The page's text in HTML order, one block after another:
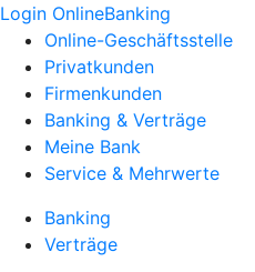
Login OnlineBanking
Online-Geschäftsstelle
Privatkunden
Firmenkunden
Banking & Verträge
Meine Bank
Service & Mehrwerte
Banking
Verträge